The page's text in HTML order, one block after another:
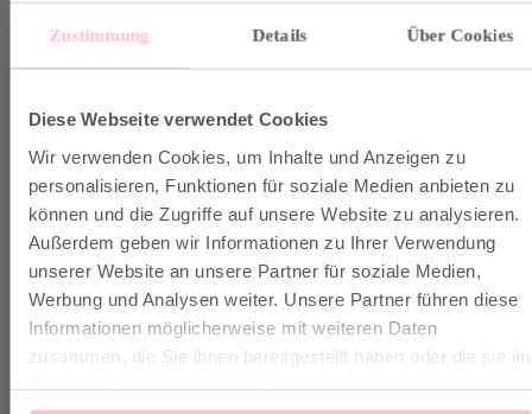
Zustimmung Details Über Cookies
Diese Webseite verwendet Cookies
Wir verwenden Cookies, um Inhalte und Anzeigen zu
personalisieren, Funktionen für soziale Medien anbieten zu
können und die Zugriffe auf unsere Website zu analysieren.
Außerdem geben wir Informationen zu Ihrer Verwendung
unserer Website an unsere Partner für soziale Medien,
Werbung und Analysen weiter. Unsere Partner führen diese
Informationen möglicherweise mit weiteren Daten
zusammen, die Sie ihnen bereitgestellt haben oder die sie im
Another Brand stands for inspiring designs, natural fabrics and
VERSAND & INFO
✓ Versandkostenfrei ab 149€
✓ Klimaneutraler Versand mit DHL / GoGreen
✓
Lieferun und Retoure